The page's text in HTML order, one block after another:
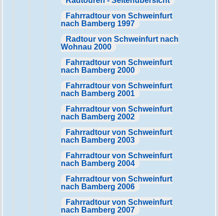
Fahrradtour von Schweinfurt
nach Bamberg 1997
Radtour von Schweinfurt nach
Wohnau 2000
Fahrradtour von Schweinfurt
nach Bamberg 2000
Fahrradtour von Schweinfurt
nach Bamberg 2001
Fahrradtour von Schweinfurt
nach Bamberg 2002
Fahrradtour von Schweinfurt
nach Bamberg 2003
Fahrradtour von Schweinfurt
nach Bamberg 2004
Fahrradtour von Schweinfurt
nach Bamberg 2006
Fahrradtour von Schweinfurt
nach Bamberg 2007